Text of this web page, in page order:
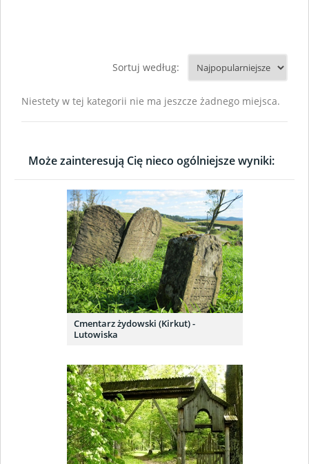
Sortuj według:
Niestety w tej kategorii nie ma jeszcze żadnego miejsca.
Może zainteresują Cię nieco ogólniejsze wyniki:
Cmentarz żydowski (Kirkut) -
Lutowiska